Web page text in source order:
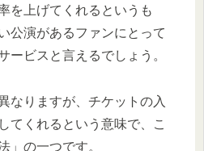
を上げてくれるというも
公演があるファンにとって
ービスと言えるでしょう。
なりますが、チケットの入
てくれるという意味で、こ
」の一つです。